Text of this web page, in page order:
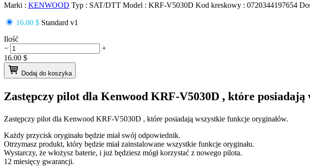
Marki : KENWOOD Typ : SAT/DTT Model : KRF-V5030D Kod kreskowy : 0720344197654
16.00 $ Standard v1
Ilość
−
+
16.00 $
Dodaj do koszyka
Zastępczy pilot dla Kenwood KRF-V5030D , które posiadają
Zastępczy pilot dla Kenwood KRF-V5030D , które posiadają wszystkie funkcje oryginałów.
Każdy przycisk oryginału będzie miał swój odpowiednik.
Otrzymasz produkt, który będzie miał zainstalowane wszystkie funkcje oryginału.
Wystarczy, że włożysz baterie, i już będziesz mógł korzystać z nowego pilota.
12 miesięcy gwarancji.